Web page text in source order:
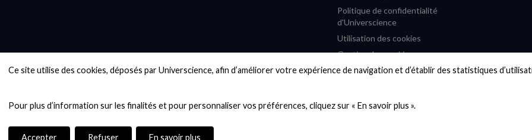
Ce site utilise des cookies, déposés par Universcience, afin d’améliorer votre expérience de navigation et d’établir des statistiques
Accepter Refuser En savoir plus
Politique de confidentialité
d'Universcience
Utilisation des cookies
Gestion des cookies
Accessibilité : partiellement